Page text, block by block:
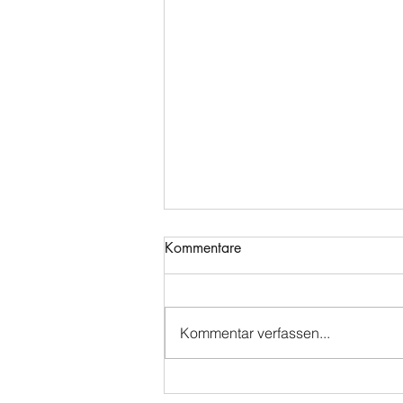
🌉Die Statik des Pferderückens
Kommentare
Kommentar verfassen...